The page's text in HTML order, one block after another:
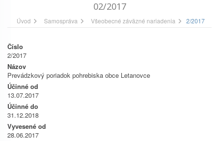
02/2017
Úvod Samospráva Všeobecné záväzné nariadenia 2/2017
Číslo
2/2017
Názov
Prevádzkový poriadok pohrebiska obce Letanovce
Účinné od
13.07.2017
Účinné do
31.12.2018
Vyvesené od
28.06.2017